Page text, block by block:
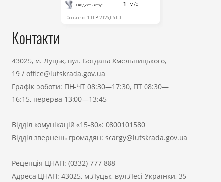
Контакти
43025, м. Луцьк, вул. Богдана Хмельницького,
19 / office@lutskrada.gov.ua
Графік роботи: ПН-ЧТ 08:30—17:30, ПТ 08:30—
16:15, перерва 13:00—13:45
Відділ комунікацій «15-80»: 0800101580
Відділ звернень громадян: scargy@lutskrada.gov.ua
Рецепція ЦНАП: (0332) 777 888
Адреса ЦНАП: 43025, м.Луцьк, вул.Лесі Українки, 35